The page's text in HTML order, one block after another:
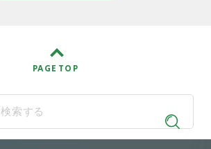
PAGE TOP
results are available use up and down